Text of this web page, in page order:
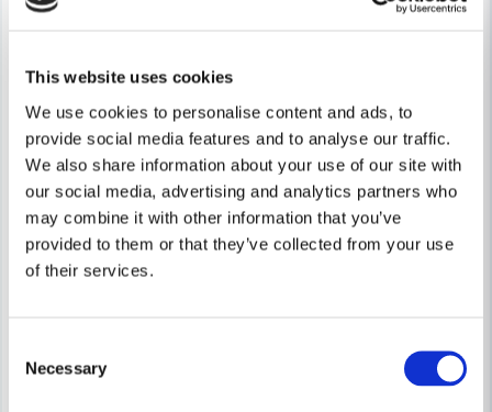
This website uses cookies
We use cookies to personalise content and ads, to
provide social media features and to analyse our traffic.
We also share information about your use of our site with
our social media, advertising and analytics partners who
may combine it with other information that you’ve
provided to them or that they’ve collected from your use
of their services.
Selection
Necessary